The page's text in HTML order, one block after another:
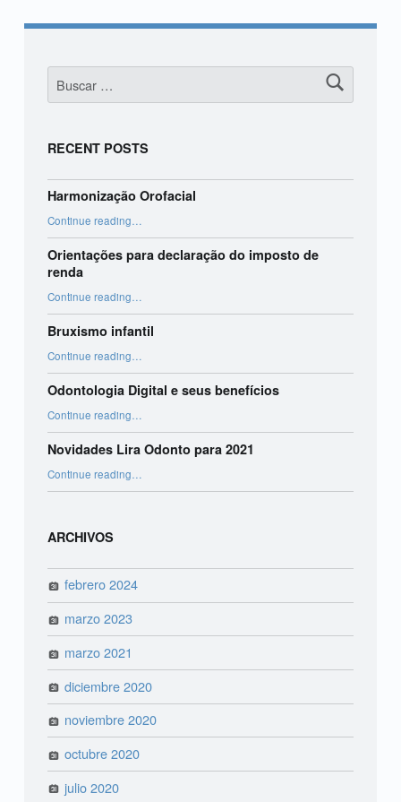
Buscar:
RECENT POSTS
Harmonização Orofacial
Continue reading…
Orientações para declaração do imposto de
renda
Continue reading“Orientações para declaração do imposto de renda”
…
Bruxismo infantil
Continue reading…
Odontologia Digital e seus benefícios
Continue reading …
Novidades Lira Odonto para 2021
Continue reading …
ARCHIVOS
febrero 2024
marzo 2023
marzo 2021
diciembre 2020
noviembre 2020
octubre 2020
julio 2020